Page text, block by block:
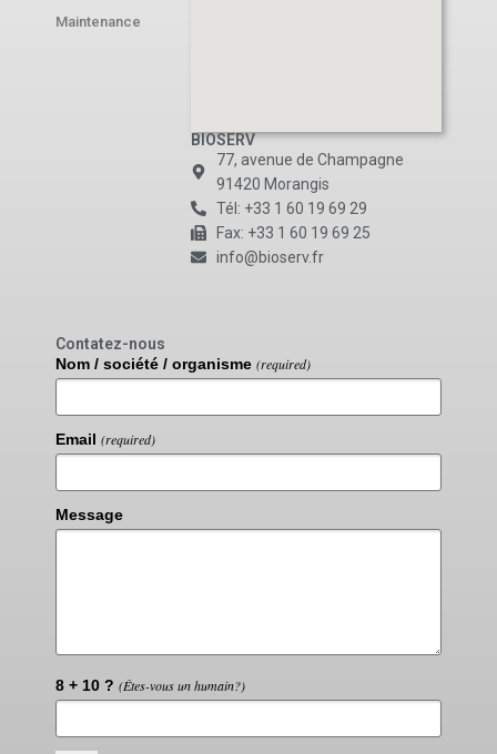
Maintenance
BIOSERV
77, avenue de Champagne
91420 Morangis
Tél: +33 1 60 19 69 29
Fax: +33 1 60 19 69 25
info@bioserv.fr
Contatez-nous
Nom / société / organisme (required)
Email (required)
Message
8 + 10 ? (Êtes-vous un humain?)